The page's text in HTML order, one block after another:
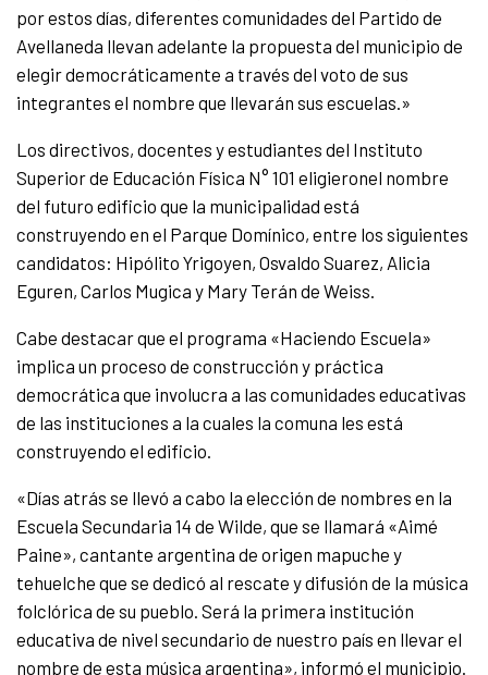
por estos días, diferentes comunidades del Partido de
Avellaneda llevan adelante la propuesta del municipio de
elegir democráticamente a través del voto de sus
integrantes el nombre que llevarán sus escuelas.»
Los directivos, docentes y estudiantes del Instituto
Superior de Educación Física N° 101 eligieronel nombre
del futuro edificio que la municipalidad está
construyendo en el Parque Domínico, entre los siguientes
candidatos: Hipólito Yrigoyen, Osvaldo Suarez, Alicia
Eguren, Carlos Mugica y Mary Terán de Weiss.
Cabe destacar que el programa «Haciendo Escuela»
implica un proceso de construcción y práctica
democrática que involucra a las comunidades educativas
de las instituciones a la cuales la comuna les está
construyendo el edificio.
«Días atrás se llevó a cabo la elección de nombres en la
Escuela Secundaria 14 de Wilde, que se llamará «Aimé
Paine», cantante argentina de origen mapuche y
tehuelche que se dedicó al rescate y difusión de la música
folclórica de su pueblo. Será la primera institución
educativa de nivel secundario de nuestro país en llevar el
nombre de esta música argentina», informó el municipio.